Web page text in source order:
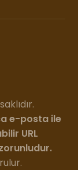
e-posta ile
URL